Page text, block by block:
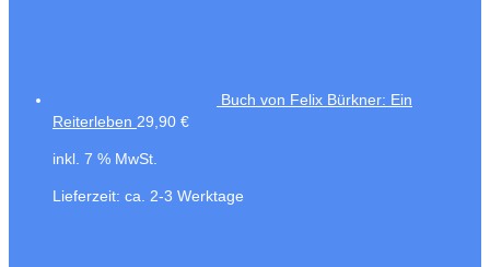
Buch von Felix Bürkner: Ein
Reiterleben 29,90 €
inkl. 7 % MwSt.
Lieferzeit: ca. 2-3 Werktage